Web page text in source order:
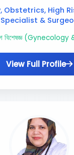
Obstetrics, High
Specialist &
বিশেষজ্ঞ
View Full Profile